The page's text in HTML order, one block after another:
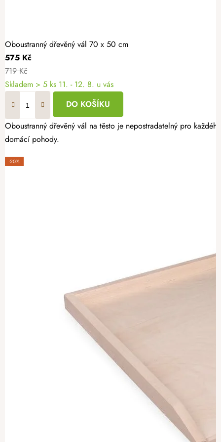
Oboustranný dřevěný vál 70 x 50 cm
575 Kč
719 Kč
Skladem > 5 ks 11. - 12. 8. u vás
DO KOŠÍKU
Oboustranný dřevěný vál na těsto je nepostradatelný pro
domácí pohody.
-20%